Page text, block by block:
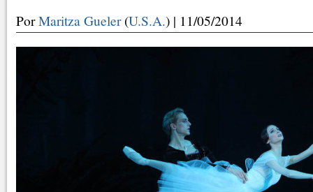
PorMaritza Gueler(U.S.A.) | 11/05/2014